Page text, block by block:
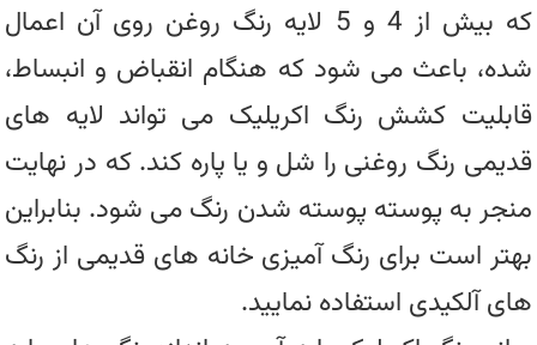
که بیش از 4 و 5 لایه رنگ روغن روی آن اعمال
شده، باعث می شود که هنگام انقباض و انبساط،
قابلیت کشش رنگ اکریلیک می تواند لایه های
قدیمی رنگ روغنی را شل و یا پاره کند. که در نهایت
منجر به پوسته پوسته شدن رنگ می شود. بنابراین
بهتر است برای رنگ آمیزی خانه های قدیمی از رنگ
های آلکیدی استفاده نمایید.